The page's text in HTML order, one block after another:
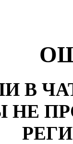
В
НЕ